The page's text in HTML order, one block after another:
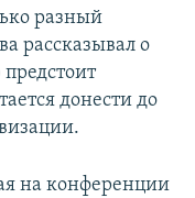
разный
рассказывал о
донести до
на конференции